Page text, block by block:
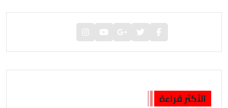
الأكثر قراءة